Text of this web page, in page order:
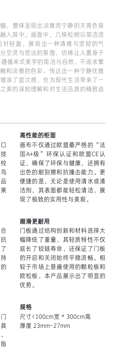
，整体呈现出淡雅而宁静的天青色背
入其中。画面中，几株松树以简洁流
轻盈，展现出一种清雅与坚韧的气
空灵与悠远的氛围，仿佛让人置身于
循宋式美学的简洁与自然，不追求繁
和淡雅的色彩，传达出一种宁静优雅
添了层次感，也为现代生活带来了一
美的深刻理解和对生活品质的精致追
高性能的柜面
画布不仅通过欧盟最严格的“法
国A+级”环保认证和欧盟CE认
证，确保了环保与健康，还拥有
出色的耐刮擦和抗撞击能力。更
便捷的是，无论是使用清水或清
洁剂，其表面都能轻松清洁，展
现了极致的实用性与美观。
顺滑更耐用
门板通过结构创新和材料选择大
幅降低了重量，其轻质特性不仅
延长了铰链寿命，还保证了门板
的开启和关闭始终平稳流畅。相
较于市场上普遍使用的颗粒板和
欧松板，本产品展示出了明显的
优势。
规格
尺寸<100cm宽 * 300cm高
厚度 23mm-27mm